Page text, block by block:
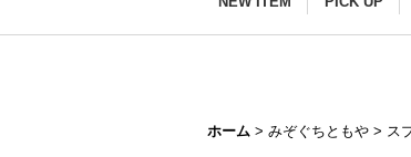
ホーム > みぞぐちともや > ス